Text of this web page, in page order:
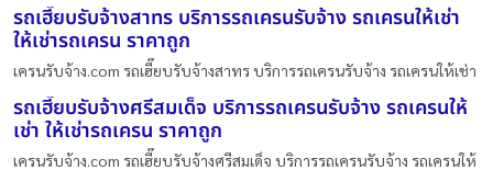
รถเฮี๊ยบรับจ้างสาทร บริการรถเครนรับจ้าง รถเครนให้เช่า
ให้เช่ารถเครน ราคาถูก
เครนรับจ้าง.com รถเฮี๊ยบรับจ้างสาทร บริการรถเครนรับจ้าง รถเครนให้เช่า
รถเฮี๊ยบรับจ้างศรีสมเด็จ บริการรถเครนรับจ้าง รถเครนให้
เช่า ให้เช่ารถเครน ราคาถูก
เครนรับจ้าง.com รถเฮี๊ยบรับจ้างศรีสมเด็จ บริการรถเครนรับจ้าง รถเครนให้